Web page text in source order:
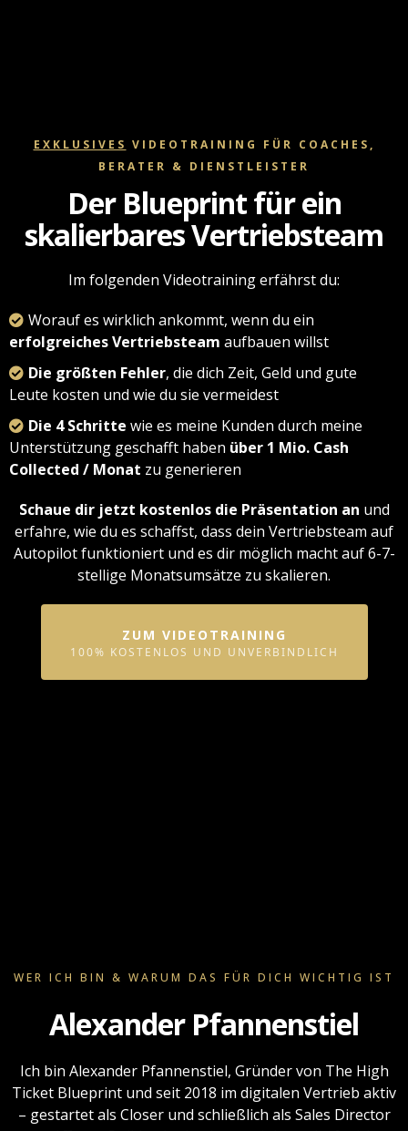
EXKLUSIVES VIDEOTRAINING FÜR COACHES,
BERATER & DIENSTLEISTER
Der Blueprint für ein
skalierbares Vertriebsteam
Im folgenden Videotraining erfährst du:
Worauf es wirklich ankommt, wenn du ein
erfolgreiches Vertriebsteam aufbauen willst
Die größten Fehler, die dich Zeit, Geld und gute
Leute kosten und wie du sie vermeidest
Die 4 Schritte wie es meine Kunden durch meine
Unterstützung geschafft haben über 1 Mio. Cash
Collected / Monat zu generieren
Schaue dir jetzt kostenlos die Präsentation an und
erfahre, wie du es schaffst, dass dein Vertriebsteam auf
Autopilot funktioniert und es dir möglich macht auf 6-7-
stellige Monatsumsätze zu skalieren.
ZUM VIDEOTRAINING
100% KOSTENLOS UND UNVERBINDLICH
WER ICH BIN & WARUM DAS FÜR DICH WICHTIG IST
Alexander Pfannenstiel
Ich bin Alexander Pfannenstiel, Gründer von The High
Ticket Blueprint und seit 2018 im digitalen Vertrieb aktiv
– gestartet als Closer und schließlich als Sales Director